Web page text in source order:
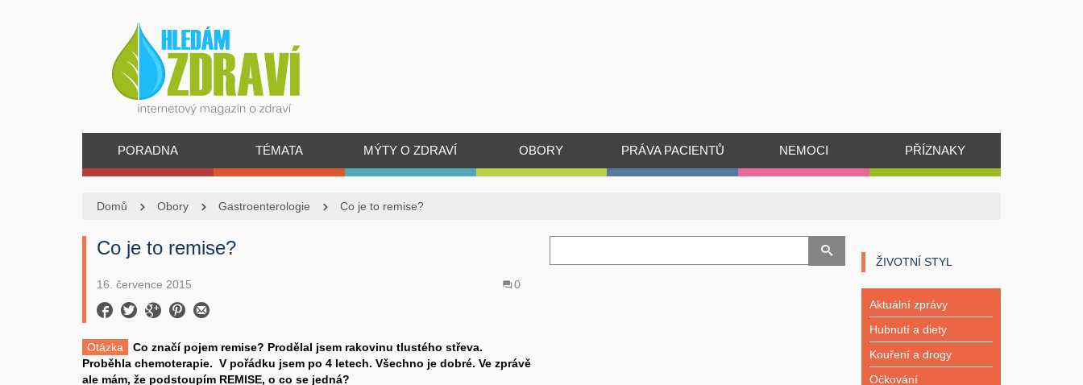
PORADNA TÉMATA MÝTY O ZDRAVÍ OBORY PRÁVA PACIENTŮ NEMOCI PŘÍZNAKY
Domů Obory Gastroenterologie Co je to remise?
Co je to remise?
16. července 2015 0
Otázka
Co značí pojem remise? Prodělal jsem rakovinu tlustého střeva.
Proběhla chemoterapie. V pořádku jsem po 4 letech. Všechno je dobré. Ve zprávě
ale mám, že podstoupím REMISE, o co se jedná?
ŽIVOTNÍ STYL
Aktuální zprávy
Hubnutí a diety
Kouření a drogy
Očkování